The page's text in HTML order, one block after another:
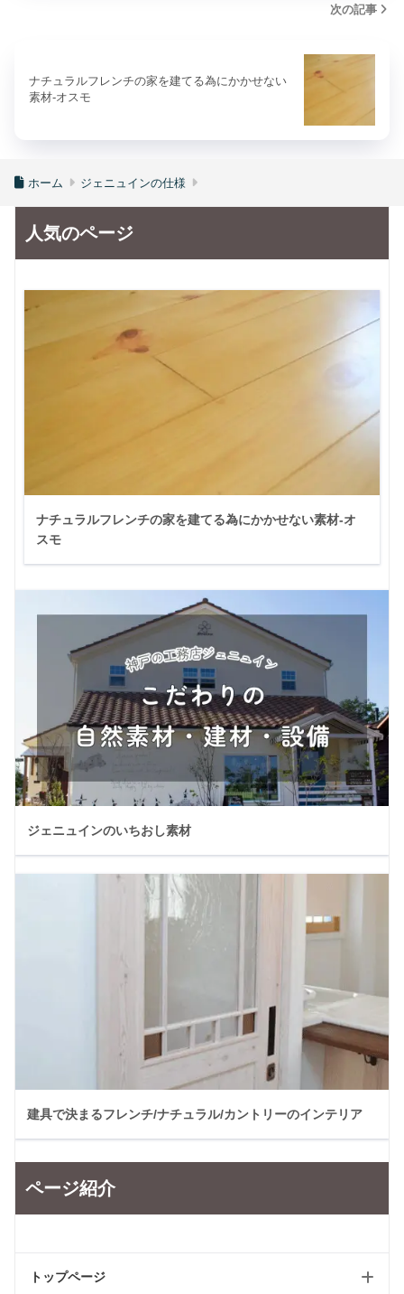
次の記事
ナチュラルフレンチの家を建てる為にかかせない
素材-オスモ
ホーム ジェニュインの仕様
人気のページ
ナチュラルフレンチの家を建てる為にかかせない素材-オ
スモ
ジェニュインのいちおし素材
建具で決まるフレンチ/ナチュラル/カントリーのインテリア
ページ紹介
トップページ